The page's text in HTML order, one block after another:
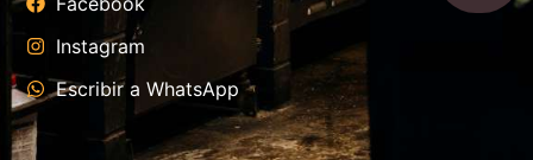
Instagram
Escribir a WhatsApp